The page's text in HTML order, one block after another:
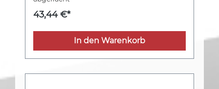
43,44 €*
In den Warenkorb